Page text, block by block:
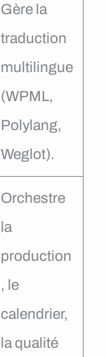
Gère la
traduction
multilingue
(WPML,
Polylang,
Weglot).
Orchestre
la
production
, le
calendrier,
la qualité